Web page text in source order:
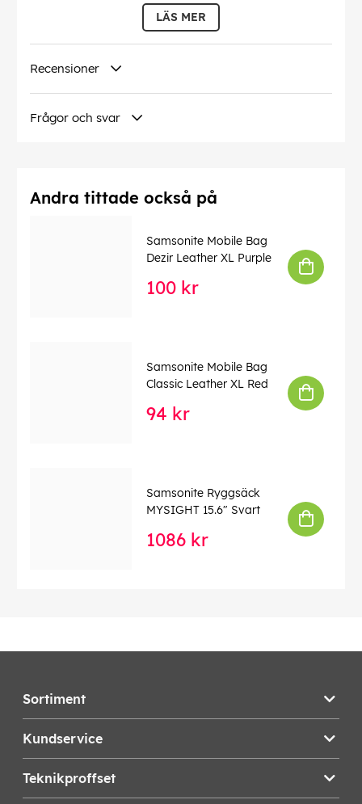
ett magiskt slott, vilket ger ännu mer underhållning för
barnen. Den här resväskan är den perfekta
reskamraten som gör att små barns resedrömmar blir
verklighet.
LÄS MER
Recensioner
Frågor och svar
Andra tittade också på
Samsonite Mobile Bag
Dezir Leather XL Purple
100 kr
Samsonite Mobile Bag
Classic Leather XL Red
94 kr
Samsonite Ryggsäck
MYSIGHT 15.6" Svart
1086 kr
Sortiment
Kundservice
Teknikproffset